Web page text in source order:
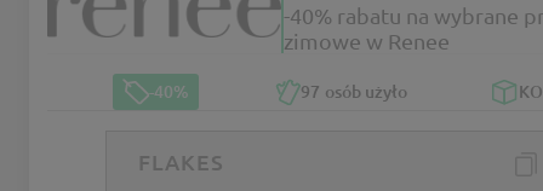
-40% rabatu na wybrane
zimowe w Renee
-40% 97 osób użyło